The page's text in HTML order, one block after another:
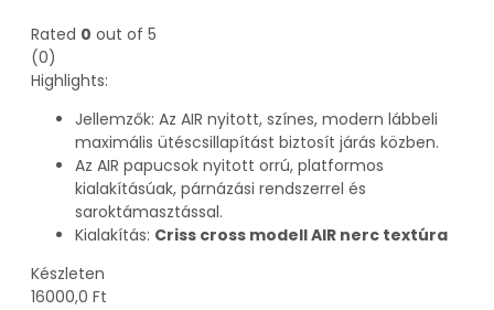
Rated 0 out of 5
(0)
Highlights:
Jellemzők: Az AIR nyitott, színes, modern lábbeli
maximális ütéscsillapítást biztosít járás közben.
Az AIR papucsok nyitott orrú, platformos
kialakításúak, párnázási rendszerrel és
saroktámasztással.
Kialakítás: Criss cross modell AIR nerc textúra
Készleten
16000,0 Ft